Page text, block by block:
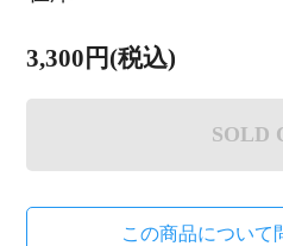
3,300円(税込)
SOLD
この商品について